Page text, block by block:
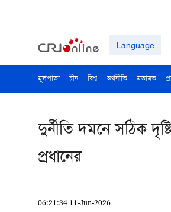
Language
মূলপাতা চীন বিশ্ব অর্থনীতি মতামত
দুর্নীতি দমনে সঠিক
প্রধানের
06:21:34 11-Jun-2026